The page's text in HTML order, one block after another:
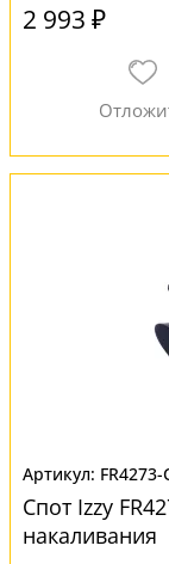
2 993 ₽
Спот Izzy
накаливания